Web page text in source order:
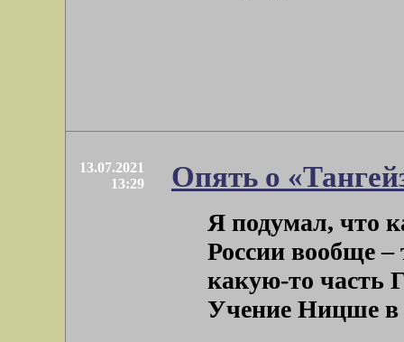
13.07.2021
13:29
Опять о
Я подумал, что
России вообще
какую-то часть
Учение Ницше в